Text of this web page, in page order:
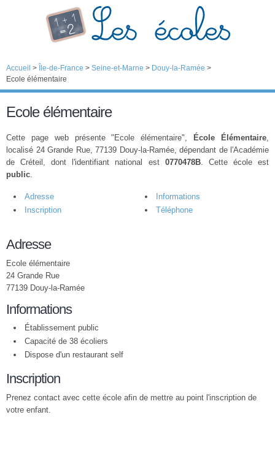
Accueil > Île-de-France > Seine-et-Marne > Douy-la-Ramée >
Ecole élémentaire
Ecole élémentaire
Cette page web présente "Ecole élémentaire", École Élémentaire,
localisé 24 Grande Rue, 77139 Douy-la-Ramée, dépendant de l'Académie
de Créteil, dont l'identifiant national est 0770478B. Cette école est
public.
Adresse
Informations
Inscription
Téléphone
Adresse
Ecole élémentaire
24 Grande Rue
77139 Douy-la-Ramée
Informations
Établissement public
Capacité de 38 écoliers
Dispose d'un restaurant self
Inscription
Prenez contact avec cette école afin de mettre au point l'inscription de
votre enfant.